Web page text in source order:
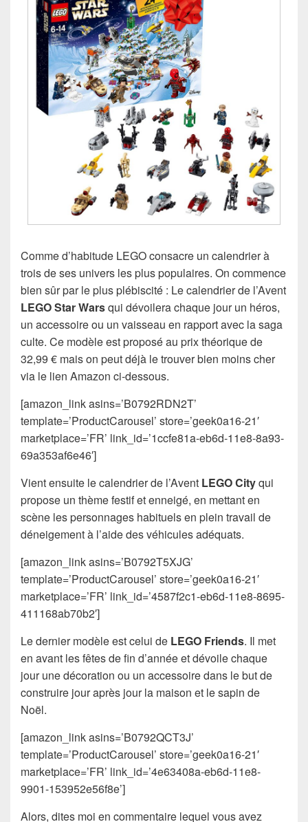
Comme d’habitude LEGO consacre un calendrier à
trois de ses univers les plus populaires. On commence
bien sûr par le plus plébiscité : Le calendrier de l’Avent
LEGO Star Warsqui dévoilera chaque jour un héros,
un accessoire ou un vaisseau en rapport avec la saga
culte. Ce modèle est proposé au prix théorique de
32,99 € mais on peut déjà le trouver bien moins cher
via le lien Amazon ci-dessous.
[amazon_link asins=’B0792RDN2T’
template=’ProductCarousel’ store=’geek0a16-21′
marketplace=’FR’ link_id=’1ccfe81a-eb6d-11e8-8a93-
69a353af6e46′]
Vient ensuite le calendrier de l’Avent LEGO Cityqui
propose un thème festif et enneigé, en mettant en
scène les personnages habituels en plein travail de
déneigement à l’aide des véhicules adéquats.
[amazon_link asins=’B0792T5XJG’
template=’ProductCarousel’ store=’geek0a16-21′
marketplace=’FR’ link_id=’4587f2c1-eb6d-11e8-8695-
411168ab70b2′]
Le dernier modèle est celui de LEGO Friends. Il met
en avant les fêtes de fin d’année et dévoile chaque
jour une décoration ou un accessoire dans le but de
construire jour après jour la maison et le sapin de
Noël.
[amazon_link asins=’B0792QCT3J’
template=’ProductCarousel’ store=’geek0a16-21′
marketplace=’FR’ link_id=’4e63408a-eb6d-11e8-
9901-153952e56f8e’]
Alors, dites moi en commentaire lequel vous avez